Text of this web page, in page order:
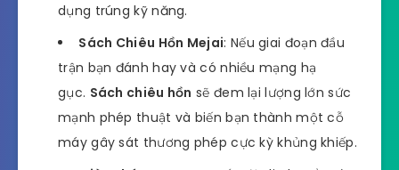
dụng trúng kỹ năng.
Sách Chiêu Hồn Mejai: Nếu giai đoạn đầu
trận bạn đánh hay và có nhiều mạng hạ
gục. Sách chiêu hồn sẽ đem lại lượng lớn sức
mạnh phép thuật và biến bạn thành một cỗ
máy gây sát thương phép cực kỳ khủng khiếp.